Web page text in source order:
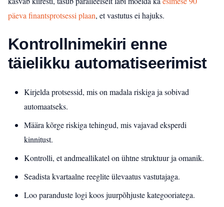
päeva finantsprotsessi plaan, et vastutus ei hajuks.
Kontrollnimekiri enne
täielikku automatiseerimist
Kirjelda protsessid, mis on madala riskiga ja sobivad
automaatseks.
Määra kõrge riskiga tehingud, mis vajavad eksperdi
kinnitust.
Kontrolli, et andmeallikatel on ühtne struktuur ja omanik.
Seadista kvartaalne reeglite ülevaatus vastutajaga.
Loo paranduste logi koos juurpõhjuste kategooriatega.